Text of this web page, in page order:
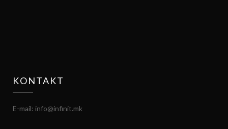
KONTAKT
E-mail: info@infinit.mk